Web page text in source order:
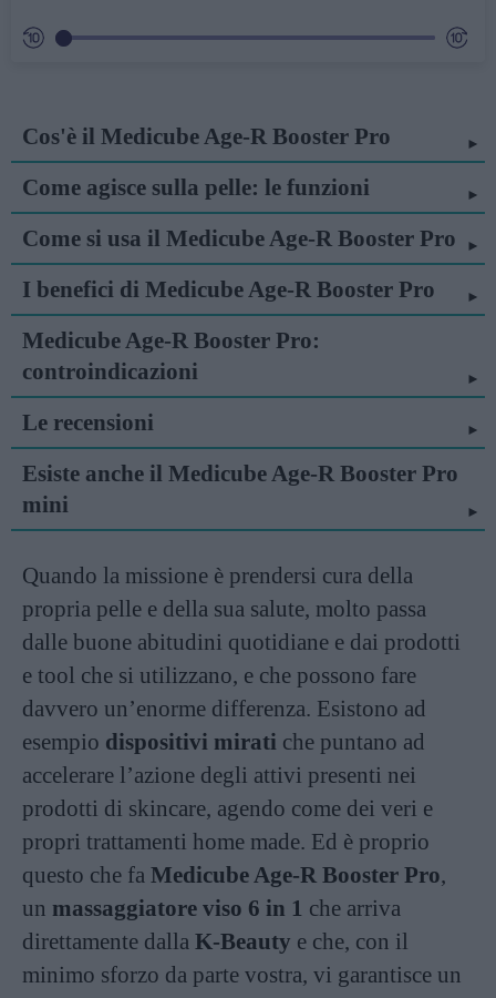
Cos'è il Medicube Age-R Booster Pro
Come agisce sulla pelle: le funzioni
Come si usa il Medicube Age-R Booster Pro
I benefici di Medicube Age-R Booster Pro
Medicube Age-R Booster Pro:
controindicazioni
Le recensioni
Esiste anche il Medicube Age-R Booster Pro
mini
Quando la missione è prendersi cura della
propria pelle e della sua salute, molto passa
dalle buone abitudini quotidiane e dai prodotti
e tool che si utilizzano, e che possono fare
davvero un’enorme differenza. Esistono ad
esempio dispositivi mirati che puntano ad
accelerare l’azione degli attivi presenti nei
prodotti di skincare, agendo come dei veri e
propri trattamenti home made. Ed è proprio
questo che fa Medicube Age-R Booster Pro,
un massaggiatore viso 6 in 1 che arriva
direttamente dalla K-Beauty e che, con il
minimo sforzo da parte vostra, vi garantisce un